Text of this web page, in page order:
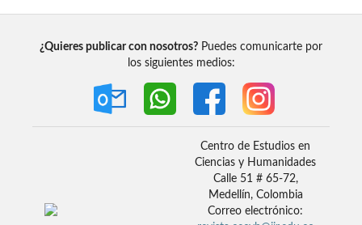
¿Quieres publicar con nosotros? Puedes comunicarte por
los siguientes medios:
Centro de Estudios en
Ciencias y Humanidades
Calle 51 # 65-72,
Medellín, Colombia
Correo electrónico: